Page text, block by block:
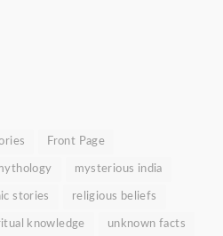
Front Page
mysterious india
stories religious beliefs
knowledge unknown facts